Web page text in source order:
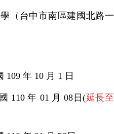
（台中市南區建國北路一
年 10 月 1 日
110 年 01 月 08日(延長至